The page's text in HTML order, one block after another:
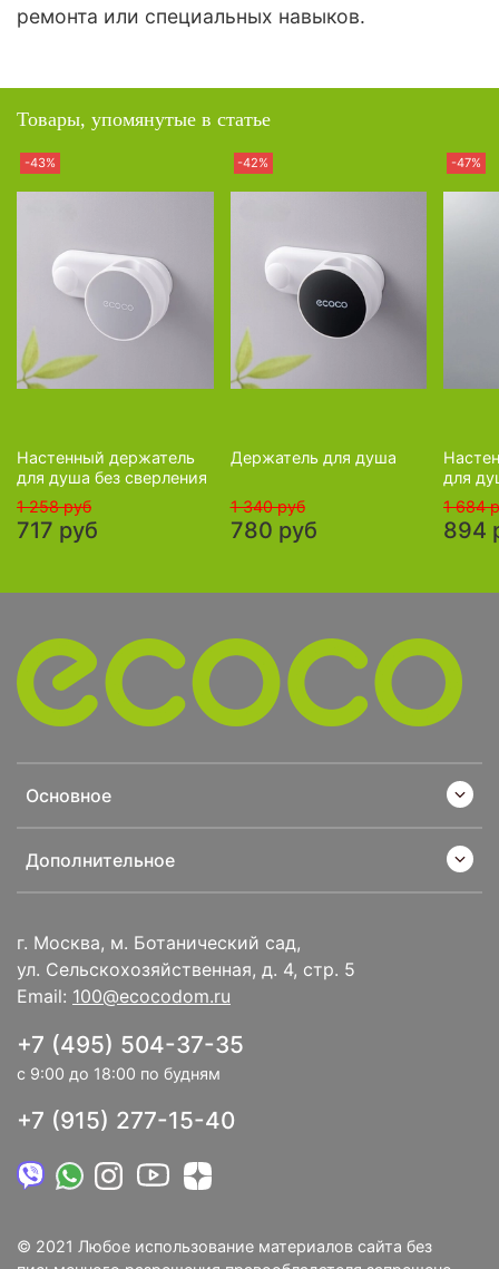
ремонта или специальных навыков.
Товары, упомянутые в статье
-43%
Настенный держатель
для душа без сверления
1 258 руб
717 руб
-42%
Держатель для душа
1 340 руб
780 руб
-47%
для
1 684
894
г. Москва, м. Ботанический сад,
ул. Сельскохозяйственная, д. 4, стр. 5
Email: 100@ecocodom.ru
+7 (495) 504-37-35
с 9:00 до 18:00 по будням
+7 (915) 277-15-40
Основное
Дополнительное
© 2021 Любое использование материалов сайта без